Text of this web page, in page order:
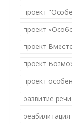
проект
проект
проект
проект
проект
развитие